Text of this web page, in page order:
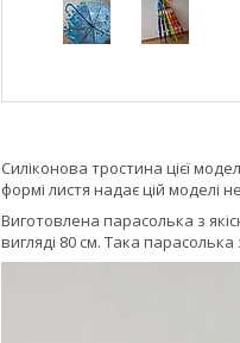
Силіконова тростина цієї
формі листя надає цій моделі
Виготовлена парасолька з
вигляді 80 см. Така